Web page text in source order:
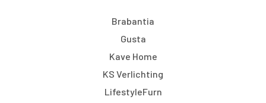
Brabantia
Gusta
Kave Home
KS Verlichting
LifestyleFurn